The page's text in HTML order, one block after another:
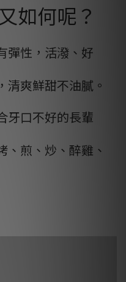
如何呢？
彈性，活潑、好
清爽鮮甜不油膩。
牙口不好的長輩
、煎、炒、醉雞、